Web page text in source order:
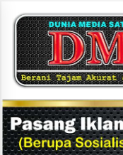
content